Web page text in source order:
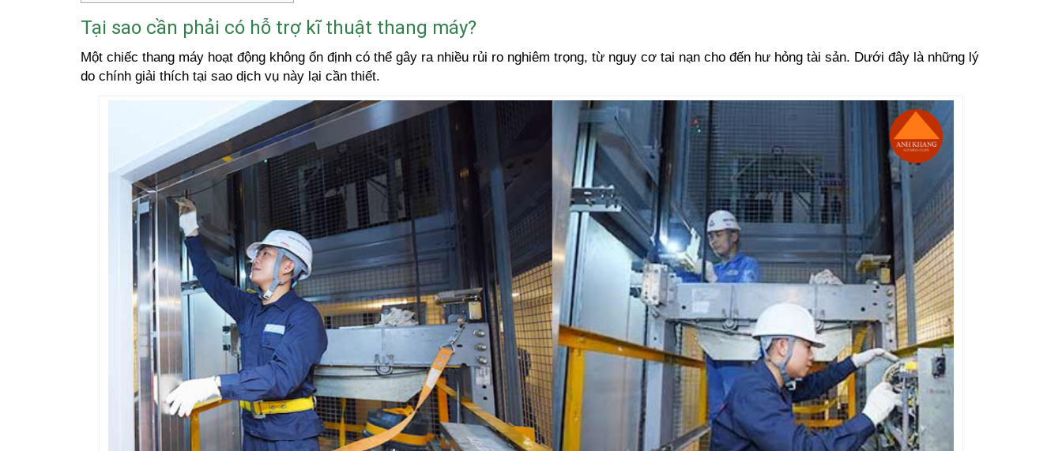
Tại sao cần phải có hỗ trợ kĩ thuật thang máy?
Một chiếc thang máy hoạt động không ổn định có thể gây ra nhiều rủi ro nghiêm trọng, từ nguy cơ tai nạn cho đến hư hỏng tài sản. Dưới đây là những lý
do chính giải thích tại sao dịch vụ này lại cần thiết.